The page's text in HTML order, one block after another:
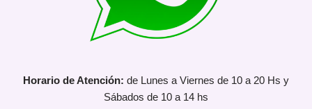
Horario de Atención: de Lunes a Viernes de 10 a 20 Hs y
Sábados de 10 a 14 hs